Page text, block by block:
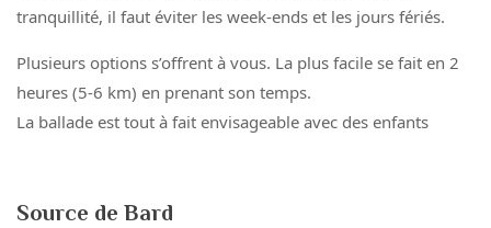
tranquillité, il faut éviter les week-ends et les jours fériés.
Plusieurs options s’offrent à vous. La plus facile se fait en 2
heures (5-6 km) en prenant son temps.
La ballade est tout à fait envisageable avec des enfants
Source de Bard